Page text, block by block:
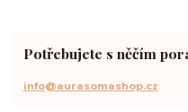
Potřebujete s něčím
info@aurasomashop.cz